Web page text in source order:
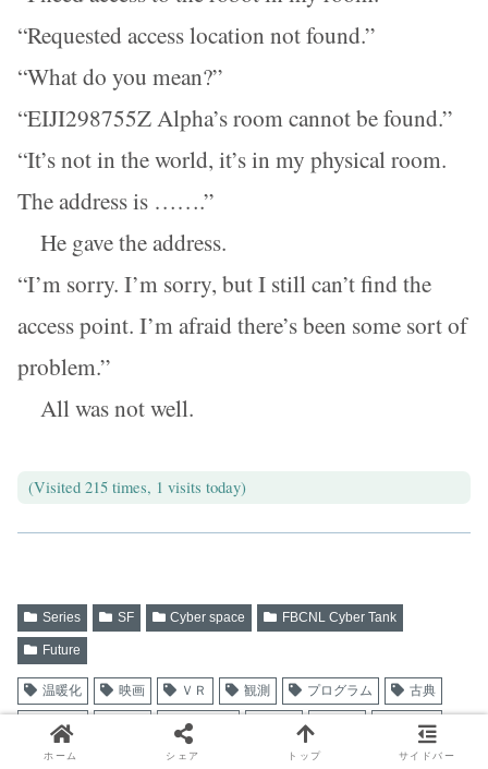
“Requested access location not found.”
“What do you mean?”
“EIJI298755Z Alpha’s room cannot be found.”
“It’s not in the world, it’s in my physical room.
The address is …….”
He gave the address.
“I’m sorry. I’m sorry, but I still can’t find the
access point. I’m afraid there’s been some sort of
problem.”
All was not well.
(Visited 215 times, 1 visits today)
Series SF Cyber space FBCNL Cyber Tank
Future
温暖化 映画 ＶＲ 観測 プログラム 古典
小惑星 ロボット ネット
物理 恐竜 キャラクター 未来
ホーム シェア トップ サイドバー